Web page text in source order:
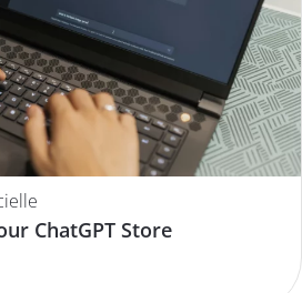
ChatGPT Store